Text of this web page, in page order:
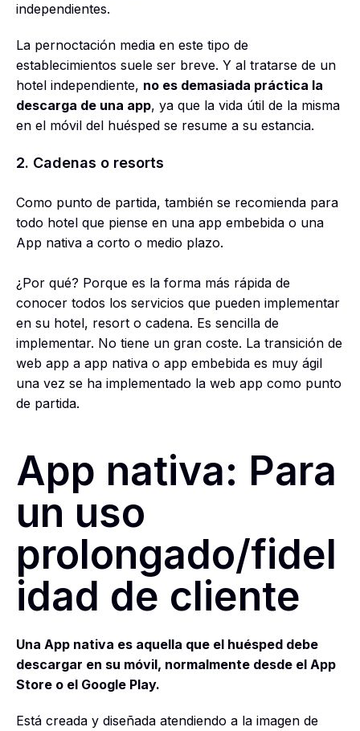
independientes.
La pernoctación media en este tipo de
establecimientos suele ser breve. Y al tratarse de un
hotel independiente, no es demasiada práctica la
descarga de una app, ya que la vida útil de la misma
en el móvil del huésped se resume a su estancia.
2. Cadenas o resorts
Como punto de partida, también se recomienda para
todo hotel que piense en una app embebida o una
App nativa a corto o medio plazo.
¿Por qué? Porque es la forma más rápida de
conocer todos los servicios que pueden implementar
en su hotel, resort o cadena. Es sencilla de
implementar. No tiene un gran coste. La transición de
web app a app nativa o app embebida es muy ágil
una vez se ha implementado la web app como punto
de partida.
App nativa: Para
un uso
prolongado/fidel
idad de cliente
Una App nativa es aquella que el huésped debe
descargar en su móvil, normalmente desde el App
Store o el Google Play.
Está creada y diseñada atendiendo a la imagen de